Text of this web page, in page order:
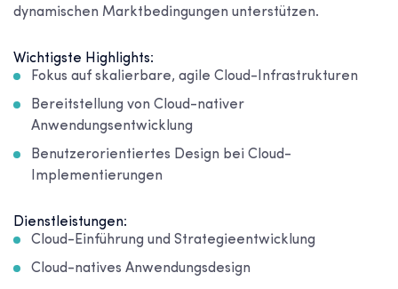
dynamischen Marktbedingungen unterstützen.
Wichtigste Highlights:
Fokus auf skalierbare, agile Cloud-Infrastrukturen
Bereitstellung von Cloud-nativer
Anwendungsentwicklung
Benutzerorientiertes Design bei Cloud-
Implementierungen
Dienstleistungen:
Cloud-Einführung und Strategieentwicklung
Cloud-natives Anwendungsdesign